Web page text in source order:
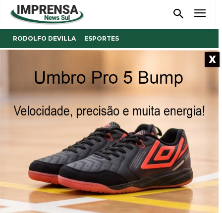
RODOLFO DEVILLA ESPORTES
classificação do futsal
Por mais uma rodada, Barracão se mantém na
liderança.
07/04/2023
X